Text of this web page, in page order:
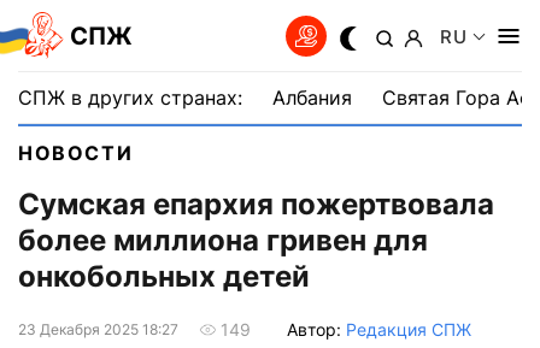
СПЖ RU
СПЖ в других странах: Албания Святая Гора
НОВОСТИ
Сумская епархия пожертвовала
более миллиона гривен для
онкобольных детей
23 Декабря 2025 18:27 149 Автор: Редакция СПЖ